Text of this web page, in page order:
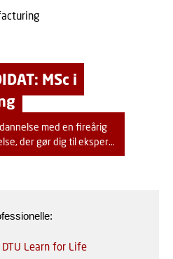
MSc i
med en fireårig
der gør dig til ekspert i
og biokemi i industriel
Learn for Life